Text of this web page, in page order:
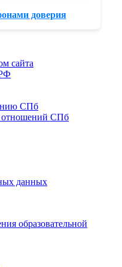
доверия
сайта
СПб
отношений СПб
данных
образовательной